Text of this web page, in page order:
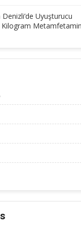
Denizli’de Uyuşturucu